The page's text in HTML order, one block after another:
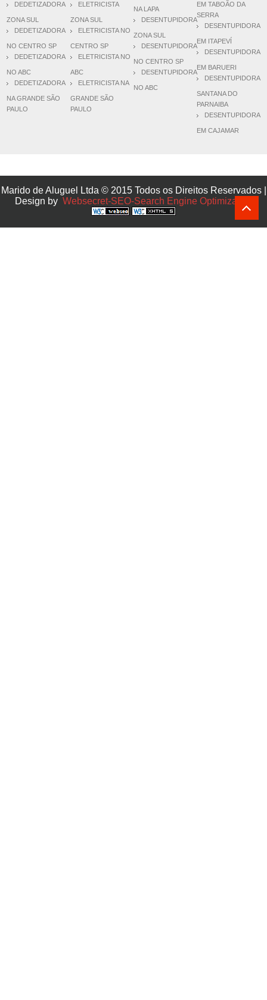
DEDETIZADORA
ZONA SUL
DEDETIZADORA
NO CENTRO SP
DEDETIZADORA
NO ABC
DEDETIZADORA
NA GRANDE SÃO
PAULO
ELETRICISTA
ZONA SUL
ELETRICISTA NO
CENTRO SP
ELETRICISTA NO
ABC
ELETRICISTA NA
GRANDE SÃO
PAULO
NA LAPA
DESENTUPIDORA
ZONA SUL
DESENTUPIDORA
NO CENTRO SP
DESENTUPIDORA
NO ABC
EM TABOÃO DA
SERRA
DESENTUPIDORA
EM ITAPEVÍ
DESENTUPIDORA
EM BARUERI
DESENTUPIDORA
SANTANA DO
PARNAIBA
DESENTUPIDORA
EM CAJAMAR
Marido de Aluguel Ltda © 2015 Todos os Direitos Reservados |
Design by Websecret-SEO-Search Engine Optimization